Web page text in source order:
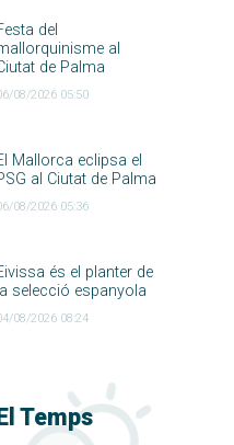
del
al
de Palma
08/2026 05:50
Mallorca eclipsa el
al Ciutat de Palma
08/2026 05:36
és el planter de
la selecció espanyola
08/2026 08:24
El Temps